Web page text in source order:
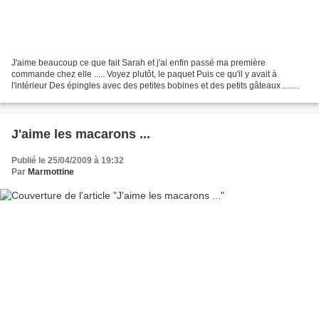
J'aime beaucoup ce que fait Sarah et j'ai enfin passé ma première
commande chez elle ..... Voyez plutôt, le paquet Puis ce qu'il y avait à
l'intérieur Des épingles avec des petites bobines et des petits gâteaux ....
J'aime les macarons ...
Publié le 25/04/2009 à 19:32
Par Marmottine